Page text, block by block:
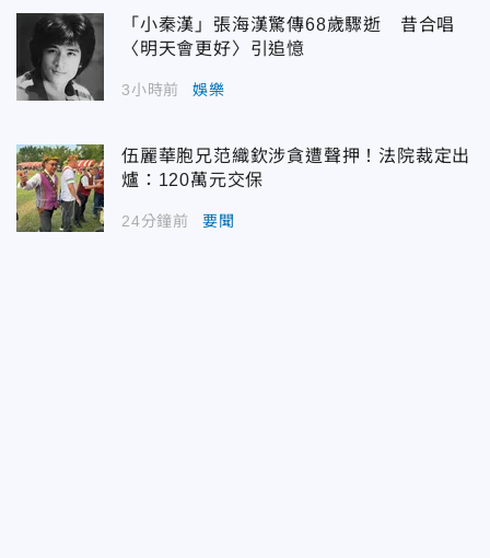
「小秦漢」張海漢驚傳68歲驟逝 昔合唱
〈明天會更好〉引追憶
3小時前 娛樂
伍麗華胞兄范織欽涉貪遭聲押！法院裁定出
爐：120萬元交保
24分鐘前 要聞